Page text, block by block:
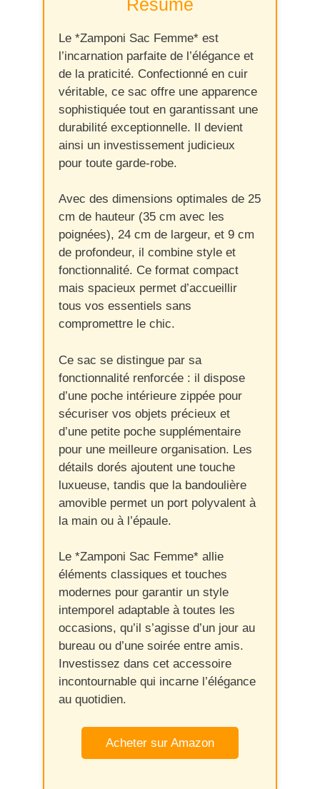
Résumé
Le *Zamponi Sac Femme* est
l’incarnation parfaite de l’élégance et
de la praticité. Confectionné en cuir
véritable, ce sac offre une apparence
sophistiquée tout en garantissant une
durabilité exceptionnelle. Il devient
ainsi un investissement judicieux
pour toute garde-robe.
Avec des dimensions optimales de 25
cm de hauteur (35 cm avec les
poignées), 24 cm de largeur, et 9 cm
de profondeur, il combine style et
fonctionnalité. Ce format compact
mais spacieux permet d’accueillir
tous vos essentiels sans
compromettre le chic.
Ce sac se distingue par sa
fonctionnalité renforcée : il dispose
d’une poche intérieure zippée pour
sécuriser vos objets précieux et
d’une petite poche supplémentaire
pour une meilleure organisation. Les
détails dorés ajoutent une touche
luxueuse, tandis que la bandoulière
amovible permet un port polyvalent à
la main ou à l’épaule.
Le *Zamponi Sac Femme* allie
éléments classiques et touches
modernes pour garantir un style
intemporel adaptable à toutes les
occasions, qu’il s’agisse d’un jour au
bureau ou d’une soirée entre amis.
Investissez dans cet accessoire
incontournable qui incarne l’élégance
au quotidien.
Acheter sur Amazon